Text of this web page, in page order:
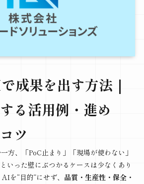
成果を出す方法｜
る活用例・進め
ツ
方、「PoC止まり」「現場が使わない」
いった壁にぶつかるケースは少なくあり
を“目的”にせず、 品質・生産性・保全・